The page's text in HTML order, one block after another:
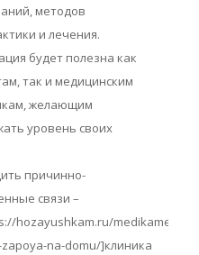
методов
и лечения.
будет полезна как
так и медицинским
желающим
уровень своих
причинно-
связи –
hozayushkam.ru/
na-domu/]клиника